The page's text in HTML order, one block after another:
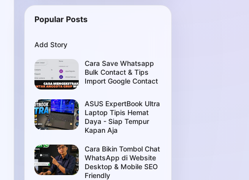
Popular Posts
Add Story
Cara Save Whatsapp
Bulk Contact & Tips
Import Google Contact
ASUS ExpertBook Ultra
Laptop Tipis Hemat
Daya - Siap Tempur
Kapan Aja
Cara Bikin Tombol Chat
WhatsApp di Website
Desktop & Mobile SEO
Friendly